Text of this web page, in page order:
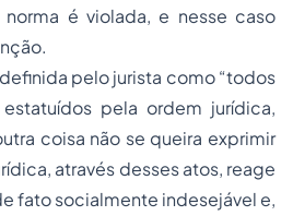
é violada, e nesse caso
pelo jurista como “todos
pela ordem jurídica,
coisa não se queira exprimir
através desses atos, reage
fato socialmente indesejável e,